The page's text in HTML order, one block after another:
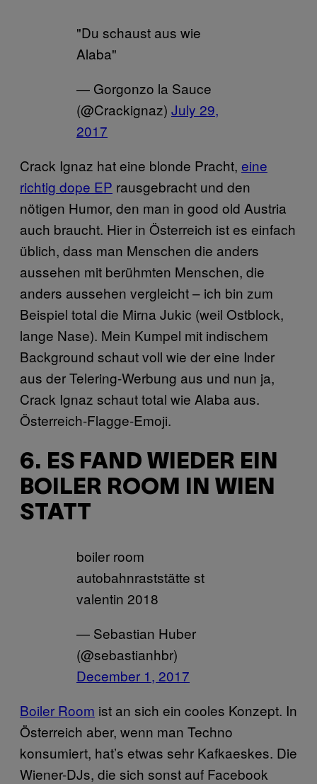
"Du schaust aus wie
Alaba"
— Gorgonzo la Sauce
(@Crackignaz) July 29,
2017
Crack Ignaz hat eine blonde Pracht, eine
richtig dope EP rausgebracht und den
nötigen Humor, den man in good old Austria
auch braucht. Hier in Österreich ist es einfach
üblich, dass man Menschen die anders
aussehen mit berühmten Menschen, die
anders aussehen vergleicht – ich bin zum
Beispiel total die Mirna Jukic (weil Ostblock,
lange Nase). Mein Kumpel mit indischem
Background schaut voll wie der eine Inder
aus der Telering-Werbung aus und nun ja,
Crack Ignaz schaut total wie Alaba aus.
Österreich-Flagge-Emoji.
6. ES FAND WIEDER EIN
BOILER ROOM IN WIEN
STATT
boiler room
autobahnraststätte st
valentin 2018
— Sebastian Huber
(@sebastianhbr)
December 1, 2017
Boiler Room ist an sich ein cooles Konzept. In
Österreich aber, wenn man Techno
konsumiert, hat’s etwas sehr Kafkaeskes. Die
Wiener-DJs, die sich sonst auf Facebook